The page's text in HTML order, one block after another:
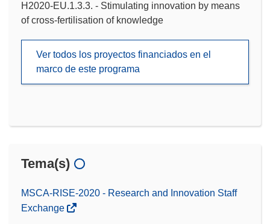
H2020-EU.1.3.3. - Stimulating innovation by means
of cross-fertilisation of knowledge
Ver todos los proyectos financiados en el
marco de este programa
Tema(s)
MSCA-RISE-2020 - Research and Innovation Staff
Exchange